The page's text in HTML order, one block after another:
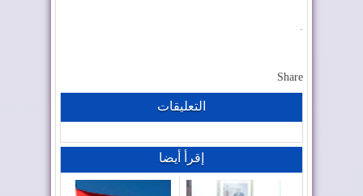
.
Share
التعليقات
إقرأ أيضا